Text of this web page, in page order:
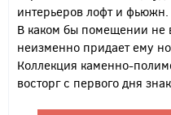
интерьеров лофт и фьюжн.
В каком бы помещении не
неизменно придает ему
Коллекция каменно-
восторг с первого дня